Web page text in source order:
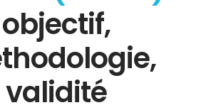
objectif,
validité